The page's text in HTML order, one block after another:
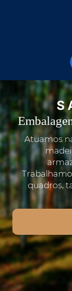
S
Atuamos
quadros,